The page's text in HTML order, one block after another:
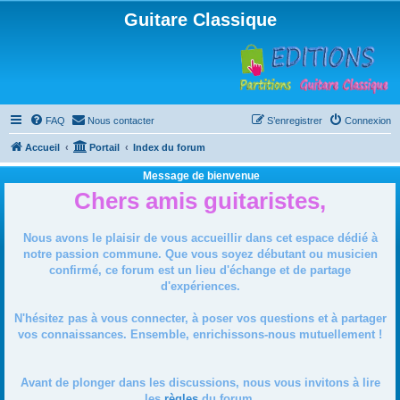
Guitare Classique
FAQ Nous contacter Connexion
S’enregistrer
Accueil Portail Index du forum
Message de bienvenue
Chers amis guitaristes,
Nous avons le plaisir de vous accueillir dans cet espace dédié à
notre passion commune. Que vous soyez débutant ou musicien
confirmé, ce forum est un lieu d'échange et de partage
d'expériences.
N'hésitez pas à vous connecter, à poser vos questions et à partager
vos connaissances. Ensemble, enrichissons-nous mutuellement !
Avant de plonger dans les discussions, nous vous invitons à lire